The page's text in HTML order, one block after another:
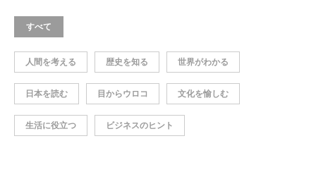
すべて
人間を考える 歴史を知る 世界がわかる
日本を読む 目からウロコ 文化を愉しむ
生活に役立つ ビジネスのヒント